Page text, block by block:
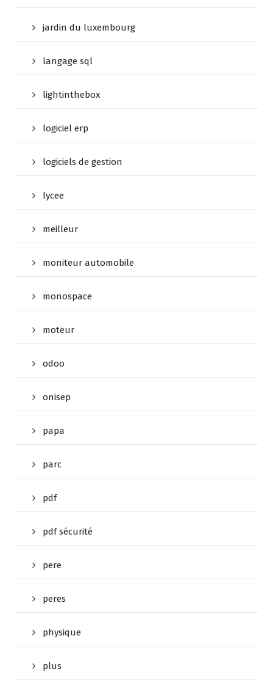
jardin du luxembourg
langage sql
lightinthebox
logiciel erp
logiciels de gestion
lycee
meilleur
moniteur automobile
monospace
moteur
odoo
onisep
papa
parc
pdf
pdf sécurité
pere
peres
physique
plus